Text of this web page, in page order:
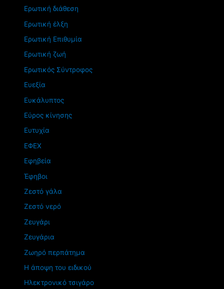
Ερωτική διάθεση
Ερωτική έλξη
Ερωτική Επιθυμία
Ερωτική ζωή
Ερωτικός Σύντροφος
Ευεξία
Ευκάλυπτος
Εύρος κίνησης
Ευτυχία
ΕΦΕΧ
Εφηβεία
Έφηβοι
Ζεστό γάλα
Ζεστό νερό
Ζευγάρι
Ζευγάρια
Ζωηρό περπάτημα
Η άποψη του ειδικού
Ηλεκτρονικό τσιγάρο